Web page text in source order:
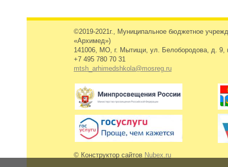
©2019-2021г., Муниципальное бюджетное
«Архимед»)
141006, МО, г. Мытищи, ул. Белобородова, д. 9,
+7 495 780 70 31
mtsh_arhimedshkola@mosreg.ru
© Конструктор сайтов Nubex.ru